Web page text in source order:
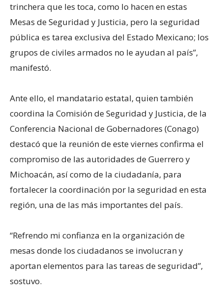
trinchera que les toca, como lo hacen en estas
Mesas de Seguridad y Justicia, pero la seguridad
pública es tarea exclusiva del Estado Mexicano; los
grupos de civiles armados no le ayudan al país”,
manifestó.
Ante ello, el mandatario estatal, quien también
coordina la Comisión de Seguridad y Justicia, de la
Conferencia Nacional de Gobernadores (Conago)
destacó que la reunión de este viernes confirma el
compromiso de las autoridades de Guerrero y
Michoacán, así como de la ciudadanía, para
fortalecer la coordinación por la seguridad en esta
región, una de las más importantes del país.
“Refrendo mi confianza en la organización de
mesas donde los ciudadanos se involucran y
aportan elementos para las tareas de seguridad”,
sostuvo.